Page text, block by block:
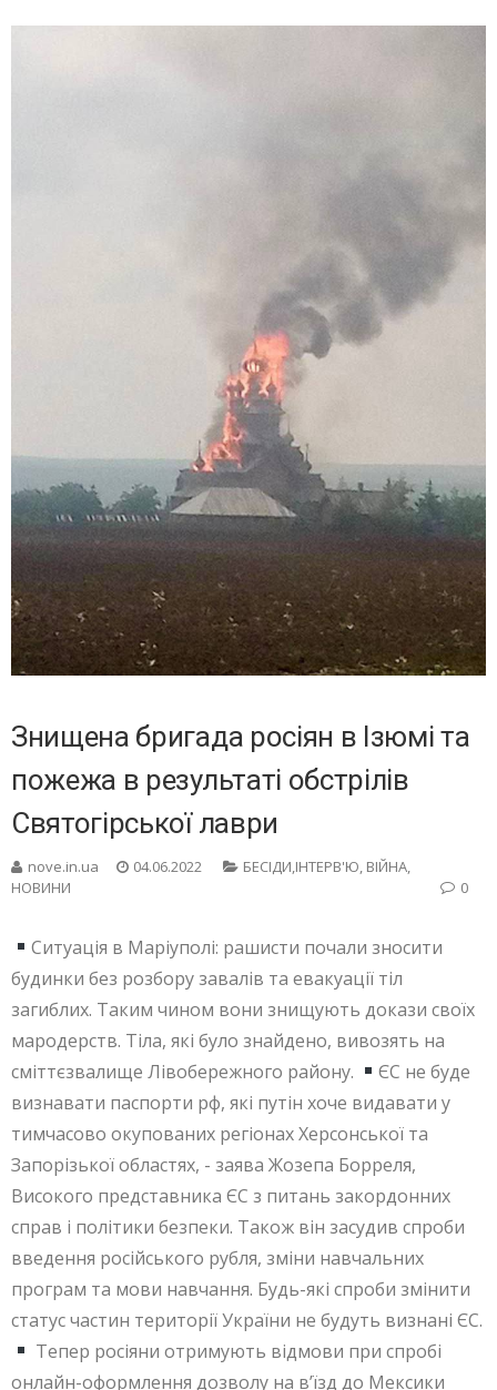
Знищена бригада росіян в Ізюмі та
пожежа в результаті обстрілів
Святогірської лаври
nove.in.ua 04.06.2022 БЕСIДИ,ІНТЕРВ'Ю, ВІЙНА,
НОВИНИ
0
Ситуація в Маріуполі: рашисти почали зносити
будинки без розбору завалів та евакуації тіл
загиблих. Таким чином вони знищують докази своїх
мародерств. Тіла, які було знайдено, вивозять на
сміттєзвалище Лівобережного району.
ЄС не буде
визнавати паспорти рф, які путін хоче видавати у
тимчасово окупованих регіонах Херсонської та
Запорізької областях, - заява Жозепа Борреля,
Високого представника ЄС з питань закордонних
справ і політики безпеки. Також він засудив спроби
введення російського рубля, зміни навчальних
програм та мови навчання. Будь-які спроби змінити
статус частин території України не будуть визнані ЄС.
Тепер росіяни отримують відмови при спробі
онлайн-оформлення дозволу на вʼїзд до Мексики